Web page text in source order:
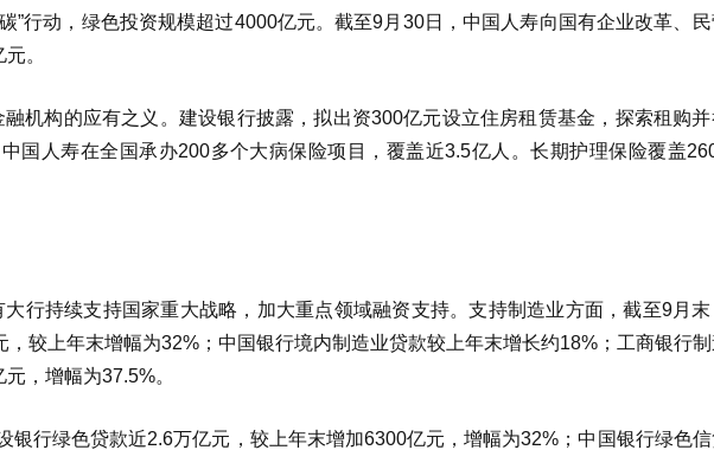
”行动，绿色投资规模超过4000亿元。截至9月30日，中国人寿向国有企业改革、
。
机构的应有之义。建设银行披露，拟出资300亿元设立住房租赁基金，探索租购
国人寿在全国承办200多个大病保险项目，覆盖近3.5亿人。长期护理保险覆盖
行持续支持国家重大战略，加大重点领域融资支持。支持制造业方面，截至9月
，较上年末增幅为32%；中国银行境内制造业贷款较上年末增长约18%；工商银行
，增幅为37.5%。
银行绿色贷款近2.6万亿元，较上年末增加6300亿元，增幅为32%；中国银行绿色